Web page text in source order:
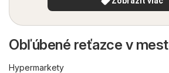
Obľúbené reťazce v
Hypermarkety